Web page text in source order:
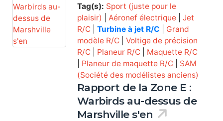
Tag(s): Sport (juste pour le
plaisir)
Aéronef électrique| Jet
R/C| Turbine à jet R/C
Grand
modèle R/C| Voltige de précision
R/C| Planeur R/C| Maquette R/C
Planeur de maquette R/C| SAM
(Société des modélistes anciens)
Rapport de la Zone E :
Warbirds au-dessus de
Marshville s'en